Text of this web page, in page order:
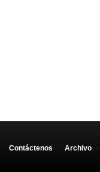
Contáctenos - Archivo -